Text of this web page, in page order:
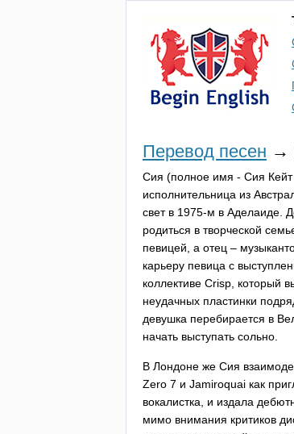
Перевод песен →
Сия (полное имя - Сия
исполнительница из
свет в 1975-м в Аделаиде.
родиться в творческой
певицей, а отец –
карьеру певица с
коллективе Crisp, который
неудачных пластинки
девушка перебирается в
начать выступать сольно.
В Лондоне же Сия
Zero 7 и Jamiroquai как
вокалистка, и издала
мимо внимания критиков